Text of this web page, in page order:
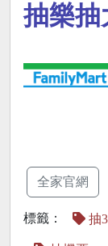
抽樂抽
全家官網
標籤： 抽